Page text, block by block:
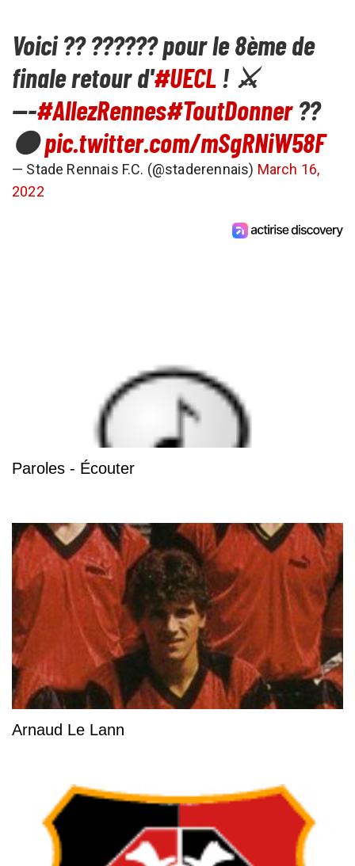
Voici ?? ?????? pour le 8ème de
finale retour d'#UECL! ⚔️
---#AllezRennes#ToutDonner??
⚫pic.twitter.com/mSgRNiW58F
— Stade Rennais F.C. (@staderennais) March 16,
2022
Paroles - Écouter
Arnaud Le Lann